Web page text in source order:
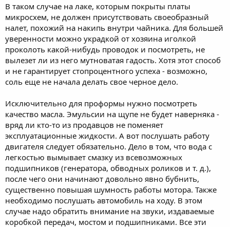
В таком случае на лаке, которым покрыты платы
микросхем, не должен присутствовать своеобразный
налет, похожий на накипь внутри чайника. Для большей
уверенности можно украдкой от хозяина иголкой
проколоть какой-нибудь проводок и посмотреть, не
вылезет ли из него мутноватая гадость. Хотя этот способ
и не гарантирует стопроцентного успеха - возможно,
соль еще не начала делать свое черное дело.
Исключительно для проформы нужно посмотреть
качество масла. Эмульсии на щупе не будет наверняка -
вряд ли кто-то из продавцов не поменяет
эксплуатационные жидкости. А вот послушать работу
двигателя следует обязательно. Дело в том, что вода с
легкостью вымывает смазку из всевозможных
подшипников (генератора, обводных роликов и т. д.),
после чего они начинают довольно явно бубнить,
существенно повышая шумность работы мотора. Также
необходимо послушать автомобиль на ходу. В этом
случае надо обратить внимание на звуки, издаваемые
коробкой передач, мостом и подшипниками. Все эти